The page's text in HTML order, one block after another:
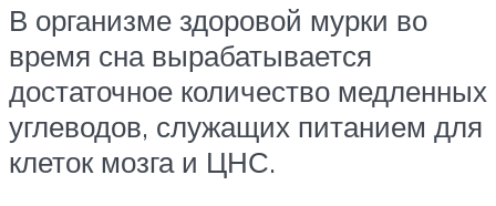
В организме здоровой мурки во
время сна вырабатывается
достаточное количество медленных
углеводов, служащих питанием для
клеток мозга и ЦНС.